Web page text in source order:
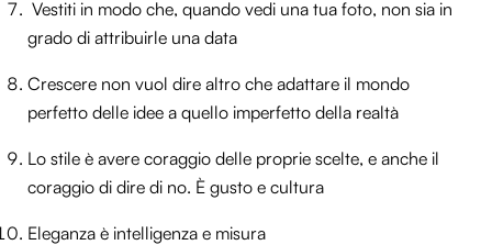
Vestiti in modo che, quando vedi una tua foto, non sia in
grado di attribuirle una data
Crescere non vuol dire altro che adattare il mondo
perfetto delle idee a quello imperfetto della realtà
Lo stile è avere coraggio delle proprie scelte, e anche il
coraggio di dire di no. È gusto e cultura
Eleganza è intelligenza e misura